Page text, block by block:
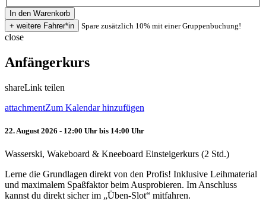
Spare zusätzlich 10% mit einer Gruppenbuchung!
close
Anfängerkurs
shareLink teilen
attachmentZum Kalendar hinzufügen
22. August 2026 - 12:00 Uhr bis 14:00 Uhr
Wasserski, Wakeboard & Kneeboard Einsteigerkurs (2 Std.)
Lerne die Grundlagen direkt von den Profis! Inklusive Leihmaterial
und maximalem Spaßfaktor beim Ausprobieren. Im Anschluss
kannst du direkt sicher im „Üben-Slot“ mitfahren.